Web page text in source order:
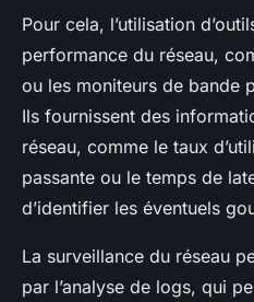
Pour cela, l’utilisation
performance du réseau,
ou les moniteurs de bande
Ils fournissent des
réseau, comme le taux
passante ou le temps de
d’identifier les éventuels
La surveillance du réseau
par l’analyse de logs, qui